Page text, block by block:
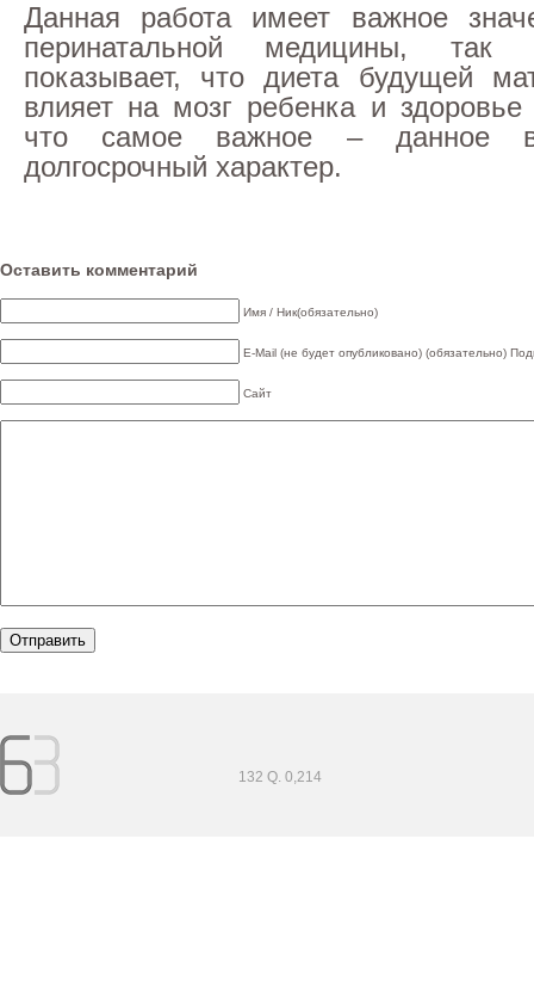
Данная работа имеет важное
перинатальной медицины, так
показывает, что диета будущей
влияет на мозг ребенка и
что самое важное – данное
долгосрочный характер.
Оставить комментарий
Имя / Ник(обязательно)
E-Mail (не будет опубликовано) (обязательно)
Сайт
132 Q. 0,214